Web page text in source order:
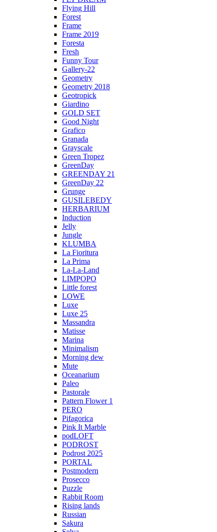
Flying Hill
Forest
Frame
Frame 2019
Foresta
Fresh
Funny Tour
Gallery-22
Geometry
Geometry 2018
Geotropick
Giardino
GOLD SET
Good Night
Grafico
Granada
Grayscale
Green Tropez
GreenDay
GREENDAY 21
GreenDay 22
Grunge
GUSILEBEDY
HERBARIUM
Induction
Jelly
Jungle
KLUMBA
La Fioritura
La Prima
La-La-Land
LIMPOPO
Little forest
LOWE
Luxe
Luxe 25
Massandra
Matisse
Marina
Minimalism
Morning dew
Mute
Oceanarium
Paleo
Pastorale
Pattern Flower 1
PERO
Pifagorica
Pink It Marble
podLOFT
PODROST
Podrost 2025
PORTAL
Postmodern
Prosecco
Puzzle
Rabbit Room
Rising lands
Russian
Sakura